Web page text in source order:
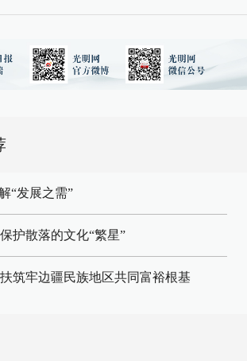
“发展之需”
护散落的文化“繁星”
筑牢边疆民族地区共同富裕根基